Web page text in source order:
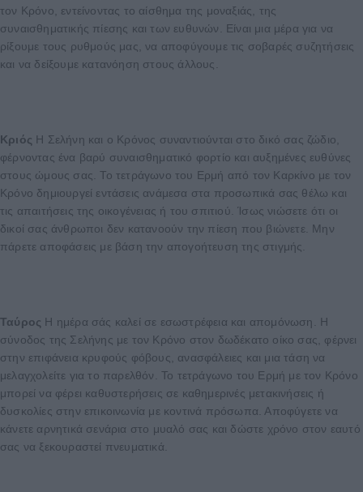
τον Κρόνο, εντείνοντας το αίσθημα της μοναξιάς, της
συναισθηματικής πίεσης και των ευθυνών. Είναι μια μέρα για να
ρίξουμε τους ρυθμούς μας, να αποφύγουμε τις σοβαρές συζητήσεις
και να δείξουμε κατανόηση στους άλλους.
Κριός Η Σελήνη και ο Κρόνος συναντιούνται στο δικό σας ζώδιο,
φέρνοντας ένα βαρύ συναισθηματικό φορτίο και αυξημένες ευθύνες
στους ώμους σας. Το τετράγωνο του Ερμή από τον Καρκίνο με τον
Κρόνο δημιουργεί εντάσεις ανάμεσα στα προσωπικά σας θέλω και
τις απαιτήσεις της οικογένειας ή του σπιτιού. Ίσως νιώσετε ότι οι
δικοί σας άνθρωποι δεν κατανοούν την πίεση που βιώνετε. Μην
πάρετε αποφάσεις με βάση την απογοήτευση της στιγμής.
Ταύρος Η ημέρα σάς καλεί σε εσωστρέφεια και απομόνωση. Η
σύνοδος της Σελήνης με τον Κρόνο στον δωδέκατο οίκο σας, φέρνει
στην επιφάνεια κρυφούς φόβους, ανασφάλειες και μια τάση να
μελαγχολείτε για το παρελθόν. Το τετράγωνο του Ερμή με τον Κρόνο
μπορεί να φέρει καθυστερήσεις σε καθημερινές μετακινήσεις ή
δυσκολίες στην επικοινωνία με κοντινά πρόσωπα. Αποφύγετε να
κάνετε αρνητικά σενάρια στο μυαλό σας και δώστε χρόνο στον εαυτό
σας να ξεκουραστεί πνευματικά.